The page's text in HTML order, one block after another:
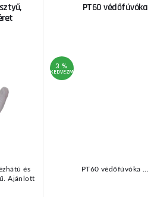
és
Ajánlott
PT60 védőfúvóka
3 %
KEDVEZMÉNY
PT60 védőfúvóka ...